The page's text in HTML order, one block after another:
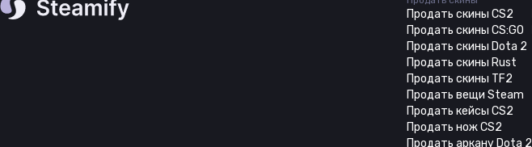
Продать скины CS2
Продать скины CS:GO
Продать скины Dota 2
Продать скины Rust
Продать скины TF2
Продать вещи Steam
Продать кейсы CS2
Продать нож CS2
Продать аркану Dota 2